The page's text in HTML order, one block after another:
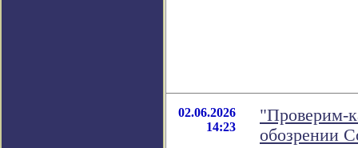
02.06.2026
14:23
"Проверим-
обозрении